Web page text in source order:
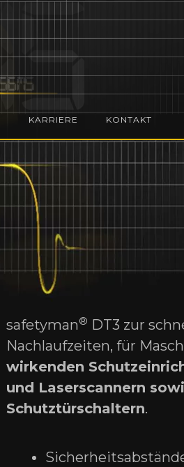
KARRIERE KONTAKT
safetyman® DT3 zur
Nachlaufzeiten, für
wirkenden
und Laserscannern
Schutztürschaltern.